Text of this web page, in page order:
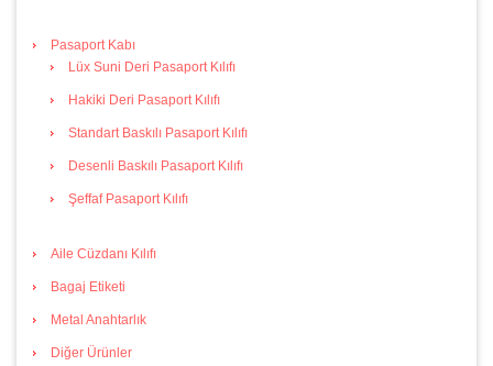
Pasaport Kabı
Lüx Suni Deri Pasaport Kılıfı
Hakiki Deri Pasaport Kılıfı
Standart Baskılı Pasaport Kılıfı
Desenli Baskılı Pasaport Kılıfı
Şeffaf Pasaport Kılıfı
Aile Cüzdanı Kılıfı
Bagaj Etiketi
Metal Anahtarlık
Diğer Ürünler